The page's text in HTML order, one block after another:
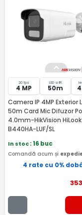
20 fps
4 MP
LED si IR
50m
Camera IP 4MP Exterior
50m Card Mic Difuzor PoE
4.0mm-HikVision
B440HA-LUF/SL
In stoc: 16 buc
Comandă acum și
4 rate cu 0%
353